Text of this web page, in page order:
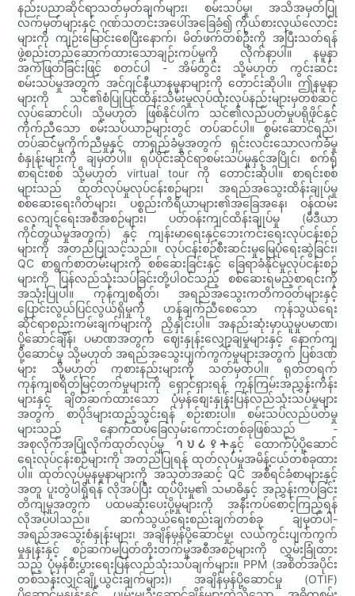
နည်းပညာဆိုင်ရာသတ်မှတ်ချက်များ၊ စမ်းသပ်မှု၊ အသိအမှတ်ပြု
လက်မှတ်များနှင့် ဂုဏ်သတင်းအပေါ်အခြေခံ၍ ကိုယ်စားလှယ်လောင်း
များကို ကျဉ်းမြောင်းစေပြီးနောက်၊ မိတ်ဖက်တစ်ဦးကို အပြီးသတ်ရန်
ဖွဲ့စည်းတည်ဆောက်ထားသောချဉ်းကပ်မှုကို လိုက်နာပါ။ နမူနာ
အကဲဖြတ်ခြင်းဖြင့် စတင်ပါ - အိမ်တွင်း သို့မဟုတ် ကွင်းဆင်း
စမ်းသပ်မှုအတွက် အင်ဂျင်နီယာနမူနာများကို တောင်းဆိုပါ။ ဤနမူနာ
များကို သင်၏စံပြုပြင်ထိန်းသိမ်းမှုလုပ်ထုံးလုပ်နည်းများမှတစ်ဆင့်
လုပ်ဆောင်ပါ၊ သို့မဟုတ် ဖြစ်နိုင်ပါက သင်၏လည်ပတ်မှုပရိုဖိုင်နှင့်
ကိုက်ညီသော စမ်းသပ်ယာဉ်များတွင် တပ်ဆင်ပါ။ စွမ်းဆောင်ရည်၊
တပ်ဆင်မှုကိုက်ညီမှုနှင့် တာရှည်ခံမှုအတွက် ရှင်းလင်းသောလက်ခံမှု
စံနှုန်းများကို ချမှတ်ပါ။ ရုပ်ပိုင်းဆိုင်ရာစမ်းသပ်မှုနှင့်အပြိုင်၊ စက်ရုံ
စာရင်းစစ် သို့မဟုတ် virtual tour ကို တောင်းဆိုပါ။ စာရင်းစစ်
များသည် ထုတ်လုပ်မှုလုပ်ငန်းစဉ်များ၊ အရည်အသွေးထိန်းချုပ်မှု
စစ်ဆေးရေးဂိတ်များ၊ ပစ္စည်းကိရိယာများ၏အခြေအနေ၊ ဝန်ထမ်း
လေ့ကျင့်ရေးအစီအစဉ်များ၊ ပတ်ဝန်းကျင်ထိန်းချုပ်မှု (မီဒီယာ
ကိုင်တွယ်မှုအတွက်) နှင့် ကျန်းမာရေးနှင့်ဘေးကင်းရေးလုပ်ငန်းစဉ်
များကို အတည်ပြုသင့်သည်။ လုပ်ငန်းစဉ်စီးဆင်းမှုမြေပုံရေးဆွဲခြင်း၊
QC စာရွက်စာတမ်းများကို စစ်ဆေးခြင်းနှင့် ခြေရာခံနိုင်မှုလုပ်ငန်းစဉ်
များကို ပြန်လည်သုံးသပ်ခြင်းတို့ပါဝင်သည့် စစ်ဆေးရမည့်စာရင်းကို
အသုံးပြုပါ။ ကုန်ကျစရိတ်၊ အရည်အသွေးကတိကဝတ်များနှင့်
ပြောင်းလွယ်ပြင်လွယ်ရှိမှုကို ဟန်ချက်ညီစေသော ကုန်သွယ်ရေး
ဆိုင်ရာစည်းကမ်းချက်များကို ညှိနှိုင်းပါ။ အနည်းဆုံးမှာယူမှုပမာဏ၊
ပို့ဆောင်ချိန်၊ ပမာဏအတွက် ဈေးနှုန်းလျှော့ချမှုများနှင့် နောက်ကျ
ပို့ဆောင်မှု သို့မဟုတ် အရည်အသွေးပျက်ကွက်မှုများအတွက် ပြစ်ဒဏ်
များ သို့မဟုတ် ကုစားနည်းများကို သတ်မှတ်ပါ။ ရုတ်တရက်
ကုန်ကျစရိတ်မြင့်တက်မှုများကို ရှောင်ရှားရန် ကုန်ကြမ်းအညွှန်းကိန်း
များနှင့် ချိတ်ဆက်ထားသော ပုံမှန်စျေးနှုန်းပြန်လည်သုံးသပ်မှုများ
အတွက် စာပိုဒ်များထည့်သွင်းရန် စဉ်းစားပါ။ စမ်းသပ်လည်ပတ်မှု
များသည် နောက်ထပ်ခြေလှမ်းကောင်းတစ်ခုဖြစ်သည် -
အစုလိုက်အပြုံလိုက်ထုတ်လုပ်မှု ባህሪያትနှင့် ထောက်ပံ့ပို့ဆောင်
ရေးလုပ်ငန်းစဉ်များကို အတည်ပြုရန် ထုတ်လုပ်မှုအမိန့်ငယ်တစ်ခုထား
ပါ။ ထုတ်လုပ်မှုနမူနာများကို အသုတ်အဆင့် QC အစီရင်ခံစာများနှင့်
အတူ ပူးတွဲပါရှိရန် လိုအပ်ပြီး ထုပ်ပိုးမှု၏ သမာဓိနှင့် အညွှန်းကပ်ခြင်း
တိကျမှုအတွက် ပထမဆုံးပေးပို့မှုများကို အနီးကပ်စောင့်ကြည့်ရန်
လိုအပ်ပါသည်။ ဆက်သွယ်ရေးစည်းချက်တစ်ခု ချမှတ်ပါ-
အရည်အသွေးစံနှုန်းများ၊ အချိန်မှန်ပို့ဆောင်မှု၊ လယ်ကွင်းပျက်ကွက်
မှုနှုန်းနှင့် စဉ်ဆက်မပြတ်တိုးတက်မှုအစီအစဉ်များကို လွှမ်းခြုံထား
သည့် ပုံမှန်စီးပွားရေးပြန်လည်သုံးသပ်ချက်များ။ PPM (အစိတ်အပိုင်း
တစ်သန်းလျှင်ချို့ယွင်းချက်များ)၊ အချိန်မှန်ပို့ဆောင်မှု (OTIF)